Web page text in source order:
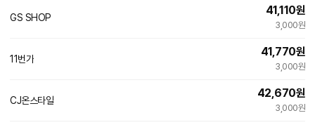
GS SHOP
41,110원
3,000원
11번가
41,770원
3,000원
CJ온스타일
42,670원
3,000원